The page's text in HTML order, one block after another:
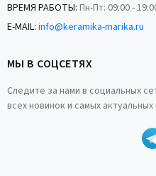
ВРЕМЯ РАБОТЫ: Пн-Пт: 09:00 -
E-MAIL: info@keramika-marika.ru
МЫ В СОЦСЕТЯХ
Следите за нами в социальных
всех новинок и самых